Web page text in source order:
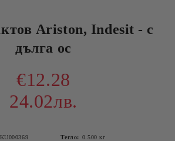
Ariston, Indesit - с
дълга ос
€12.28
24.02лв.
Тегло: 0.500 кг